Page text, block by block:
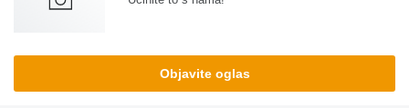
Objavite oglas